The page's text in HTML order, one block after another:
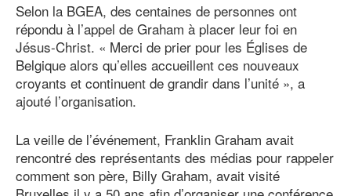
Selon la BGEA, des centaines de personnes ont
répondu à l’appel de Graham à placer leur foi en
Jésus-Christ. « Merci de prier pour les Églises de
Belgique alors qu’elles accueillent ces nouveaux
croyants et continuent de grandir dans l’unité », a
ajouté l’organisation.
La veille de l’événement, Franklin Graham avait
rencontré des représentants des médias pour rappeler
comment son père, Billy Graham, avait visité